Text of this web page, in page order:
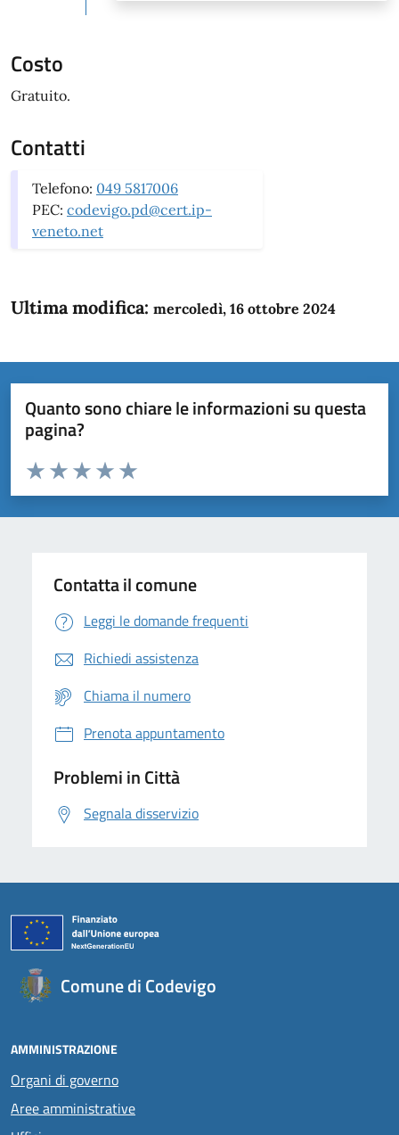
Costo
Gratuito.
Contatti
Telefono: 049 5817006
PEC: codevigo.pd@cert.ip-
veneto.net
Ultima modifica: mercoledì, 16 ottobre 2024
Quanto sono chiare le informazioni su questa
pagina?
Domanda
Valuta da 1 a 5 stelle la pagina
Valuta 5 stelle su 5
Valuta 4 stelle su 5
Valuta 3 stelle su 5
Valuta 2 stelle su 5
Valuta 1 stelle su 5
Contatta il comune
Leggi le domande frequenti
Richiedi assistenza
Chiama il numero
Prenota appuntamento
Problemi in Città
Segnala disservizio
Comune di Codevigo
AMMINISTRAZIONE
Organi di governo
Aree amministrative